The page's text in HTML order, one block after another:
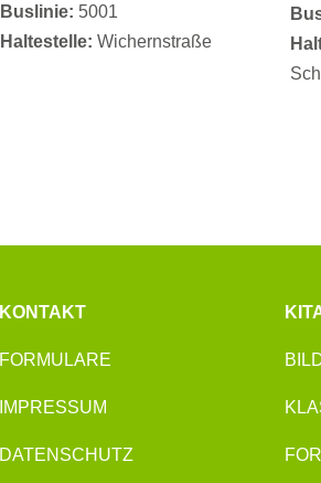
Buslinie: 5001
Haltestelle: Wichernstraße
KONTAKT
FORMULARE
IMPRESSUM
DATENSCHUTZ